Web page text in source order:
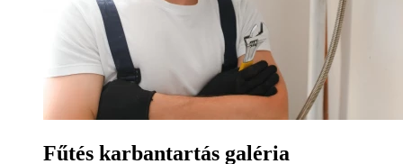
Fűtés karbantartás galéria